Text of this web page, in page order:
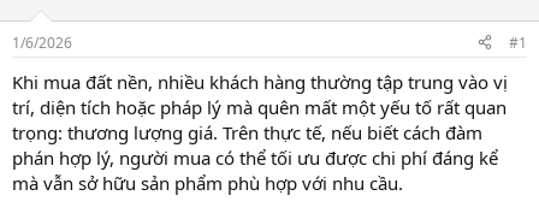
ả
g
1/6/2026 #1
Khi mua đất nền, nhiều khách hàng thường tập trung vào vị
trí, diện tích hoặc pháp lý mà quên mất một yếu tố rất quan
trọng: thương lượng giá. Trên thực tế, nếu biết cách đàm
phán hợp lý, người mua có thể tối ưu được chi phí đáng kể
mà vẫn sở hữu sản phẩm phù hợp với nhu cầu.